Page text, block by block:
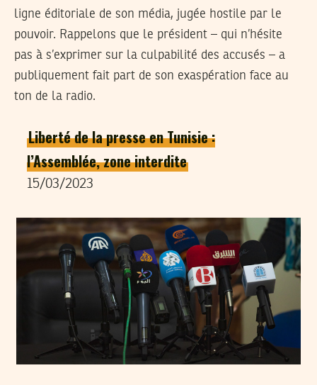
ligne éditoriale de son média, jugée hostile par le
pouvoir. Rappelons que le président – qui n’hésite
pas à s’exprimer sur la culpabilité des accusés – a
publiquement fait part de son exaspération face au
ton de la radio.
Liberté de la presse en Tunisie :
l’Assemblée, zone interdite
15/03/2023